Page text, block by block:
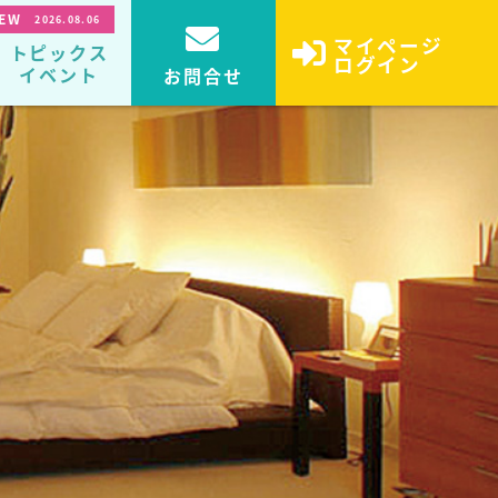
トピックス
イベント
2026.08.06
お問合せ
マイページ
ログイン